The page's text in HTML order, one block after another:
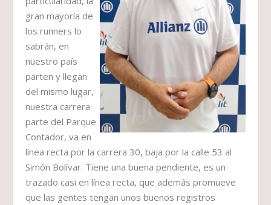
gran mayoría de
los runners lo
sabrán, en
nuestro país
parten y llegan
del mismo lugar,
nuestra carrera
parte del Parque
Contador, va en
línea recta por la carrera 30, baja por la calle 53 al
Simón Bolívar. Tiene una buena pendiente, es un
trazado casi en línea recta, que además promueve
que las gentes tengan unos buenos registros